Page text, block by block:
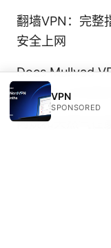
翻墙VPN：完整
安全上网
Does Mullvad
by Step
丙烷和天然气在
VPN
SPONSORED